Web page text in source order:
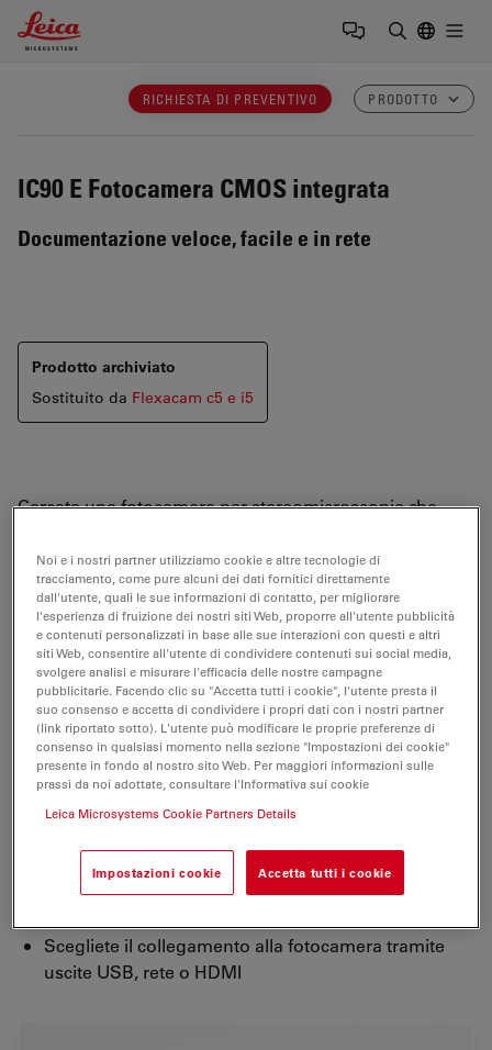
Leica Microsystems Logo
RICHIESTA DI PREVENTIVO PRODOTTO
IC90 E Fotocamera CMOS integrata
Documentazione veloce, facile e in rete
Prodotto archiviato
Sostituito da Flexacam c5 e i5
Cercate una fotocamera per stereomicroscopia che
semplice ed efficiente? Allora la camera Leica IC90 E è
la scelta giusta per voi.
La fotocamera CMOS per stereomicroscopi Leica IC90
E è stata sviluppata appositamente per gli
stereomicroscopidella serie Leica M. È in grado di
offrire immagini ultra nitide con una elevata fedeltà
cromatica, perfette per la visualizzazione e la
documentazione nelle applicazioni industriali.
Scoprite maggiori dettagli grazie alla risoluzione da
10 mega pixel
Collegatevi direttamente al microscopio, senza
Scegliete il collegamento alla fotocamera tramite
uscite USB, rete o HDMI
Noi e i nostri partner utilizziamo cookie e altre tecnologie di
tracciamento, come pure alcuni dei dati fornitici direttamente
dall'utente, quali le sue informazioni di contatto, per migliorare
l'esperienza di fruizione dei nostri siti Web, proporre all'utente pubblicità
e contenuti personalizzati in base alle sue interazioni con questi e altri
siti Web, consentire all'utente di condividere contenuti sui social media,
svolgere analisi e misurare l'efficacia delle nostre campagne
pubblicitarie. Facendo clic su "Accetta tutti i cookie", l'utente presta il
suo consenso e accetta di condividere i propri dati con i nostri partner
(link riportato sotto). L'utente può modificare le proprie preferenze di
consenso in qualsiasi momento nella sezione "Impostazioni dei cookie"
presente in fondo al nostro sito Web. Per maggiori informazioni sulle
prassi da noi adottate, consultare l'Informativa sui cookie
Leica Microsystems Cookie Partners Details
Impostazioni cookie Accetta tutti i cookie